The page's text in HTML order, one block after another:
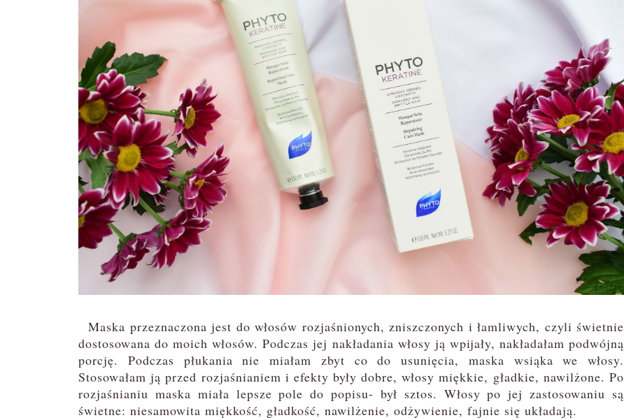
Maska przeznaczona jest do włosów rozjaśnionych, zniszczonych i łamliwych, czyli świetnie
dostosowana do moich włosów. Podczas jej nakładania włosy ją wpijały, nakładałam podwójną
porcję. Podczas płukania nie miałam zbyt co do usunięcia, maska wsiąka we włosy.
Stosowałam ją przed rozjaśnianiem i efekty były dobre, włosy miękkie, gładkie, nawilżone. Po
rozjaśnianiu maska miała lepsze pole do popisu- był sztos. Włosy po jej zastosowaniu są
świetne: niesamowita miękkość, gładkość, nawilżenie, odżywienie, fajnie się układają.